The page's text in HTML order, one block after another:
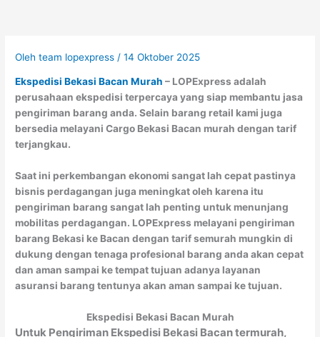
Olehteam lopexpress /14 Oktober 2025
Ekspedisi Bekasi Bacan Murah – LOPExpress adalah
perusahaan ekspedisi terpercaya yang siap membantu jasa
pengiriman barang anda. Selain barang retail kami juga
bersedia melayani Cargo Bekasi Bacan murah dengan tarif
terjangkau.
Saat ini perkembangan ekonomi sangat lah cepat pastinya
bisnis perdagangan juga meningkat oleh karena itu
pengiriman barang sangat lah penting untuk menunjang
mobilitas perdagangan. LOPExpress melayani pengiriman
barang Bekasi ke Bacan dengan tarif semurah mungkin di
dukung dengan tenaga profesional barang anda akan cepat
dan aman sampai ke tempat tujuan adanya layanan
asuransi barang tentunya akan aman sampai ke tujuan.
Ekspedisi Bekasi Bacan Murah
Untuk Pengiriman Ekspedisi Bekasi Bacan termurah,